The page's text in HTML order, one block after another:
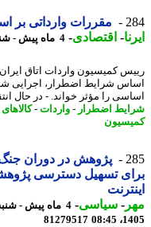
مقررات وارداتی بر
-اقتصادی-4 ماه پیش - شنبه 29 فروردین 1405، 13:20
کمیسیون واردات اتاق ایران
شرایط اضطرار، اجرایی شدن
را مؤثر خواند. - در ﺣﺎل اﻧﺘﻘﺎل
اضطرار- واردات - کالاهای
پژوهش در دوران جنگ؛
تسهیل دسترسی
-سیاسی-
81279517